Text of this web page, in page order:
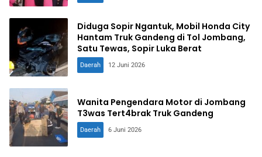
Diduga Sopir Ngantuk, Mobil Honda City
Hantam Truk Gandeng di Tol Jombang,
Satu Tewas, Sopir Luka Berat
Daerah 12 Juni 2026
Wanita Pengendara Motor di Jombang
T3was Tert4brak Truk Gandeng
Daerah 6 Juni 2026